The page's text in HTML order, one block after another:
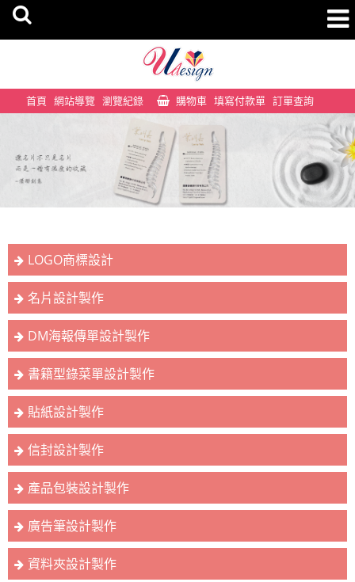
首頁 網站導覽 瀏覽紀錄 購物車 填寫付款單 訂單查詢
LOGO商標設計
名片設計製作
DM海報傳單設計製作
書籍型錄菜單設計製作
貼紙設計製作
信封設計製作
產品包裝設計製作
廣告筆設計製作
資料夾設計製作